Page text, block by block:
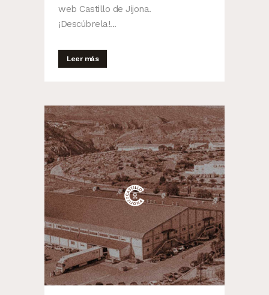
web Castillo de Jijona.
¡Descúbrela!...
Leer más